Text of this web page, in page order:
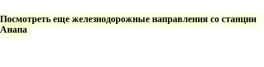
Посмотреть еще железнодорожные направления со станции
Анапа